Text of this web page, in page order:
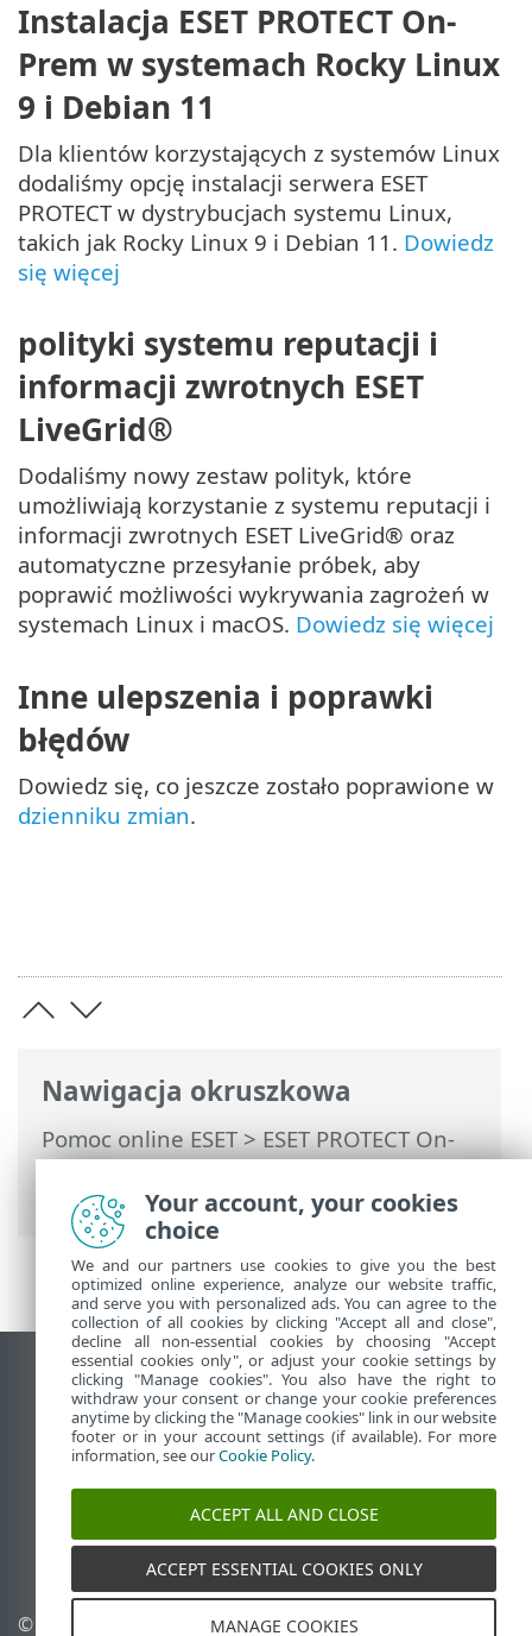
Nawigacja okruszkowa
Pomoc online ESET>ESET PROTECT On-
Prem>Wprowadzenie do programu ESET
PROTECT On-Prem> Nowe funkcje
Instalacja ESET PROTECT On-
Prem w systemach Rocky Linux
9 i Debian 11
Dla klientów korzystających z systemów Linux
dodaliśmy opcję instalacji serwera ESET
PROTECT w dystrybucjach systemu Linux,
takich jak Rocky Linux 9 i Debian 11. Dowiedz
się więcej
polityki systemu reputacji i
informacji zwrotnych ESET
LiveGrid®
Dodaliśmy nowy zestaw polityk, które
umożliwiają korzystanie z systemu reputacji i
informacji zwrotnych ESET LiveGrid® oraz
automatyczne przesyłanie próbek, aby
poprawić możliwości wykrywania zagrożeń w
systemach Linux i macOS. Dowiedz się więcej
Inne ulepszenia i poprawki
błędów
Dowiedz się, co jeszcze zostało poprawione w
dzienniku zmian.
Wyświetl witrynę internetową dla
komputerów
End of Life
Baza wiedzy ESET
Forum ESET
ESET Status Portal
Pomoc regionalna
© 1992 - 2026 ESET, spol. s Zarządzaj plikami cookie
Your account, your cookies
choice
We and our partners use cookies to give you the best
optimized online experience, analyze our website traffic,
and serve you with personalized ads. You can agree to the
collection of all cookies by clicking "Accept all and close",
decline all non-essential cookies by choosing "Accept
essential cookies only", or adjust your cookie settings by
clicking "Manage cookies". You also have the right to
withdraw your consent or change your cookie preferences
anytime by clicking the "Manage cookies" link in our website
footer or in your account settings (if available). For more
information, see ourCookie Policy.
ACCEPT ALL AND CLOSE
ACCEPT ESSENTIAL COOKIES ONLY
MANAGE COOKIES